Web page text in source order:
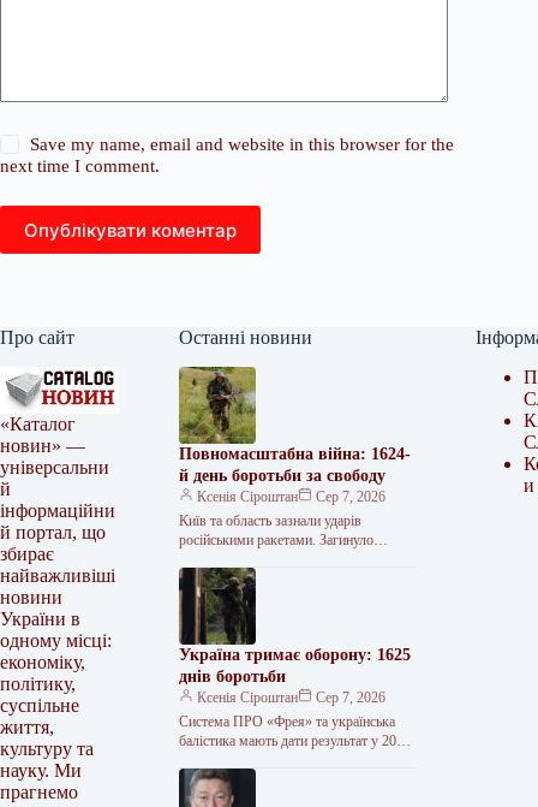
Save my name, email and website in this browser for the
next time I comment.
Опублікувати коментар
Про сайт
«Каталог
новин» —
універсальни
й
інформаційни
й портал, що
збирає
найважливіші
новини
України в
одному місці:
економіку,
політику,
суспільне
життя,
культуру та
науку. Ми
прагнемо
Останні новини
Повномасштабна війна: 1624-
й день боротьби за свободу
Ксенія Сіроштан
Сер 7, 2026
Київ та область зазнали ударів
російськими ракетами. Загинуло
отримали поранення. Атаковано
цивільну інфраструктуру, зокрема
логістичні центри…
Україна тримає оборону: 1625
днів боротьби
Ксенія Сіроштан
Сер 7, 2026
Система ПРО «Фрея» та українська
балістика мають дати результат у 2026-
Володимир Зеленський. СБУ уразили
два патрульні…
и